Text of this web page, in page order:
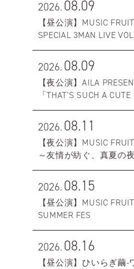
2026.08.09
【昼公演】MUSIC
SPECIAL 3MAN LIVE
2026.08.09
【夜公演】AILA
「THAT'S SUCH A CUTE
2026.08.11
【夜公演】MUSIC
～友情が紡ぐ、真夏の
2026.08.15
【昼公演】MUSIC
SUMMER FES
2026.08.16
【昼公演】ひいらぎ繭